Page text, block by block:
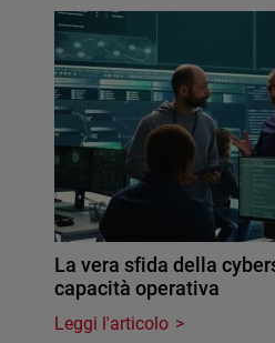
La vera sfida della
capacità operativa
Leggi l'articolo